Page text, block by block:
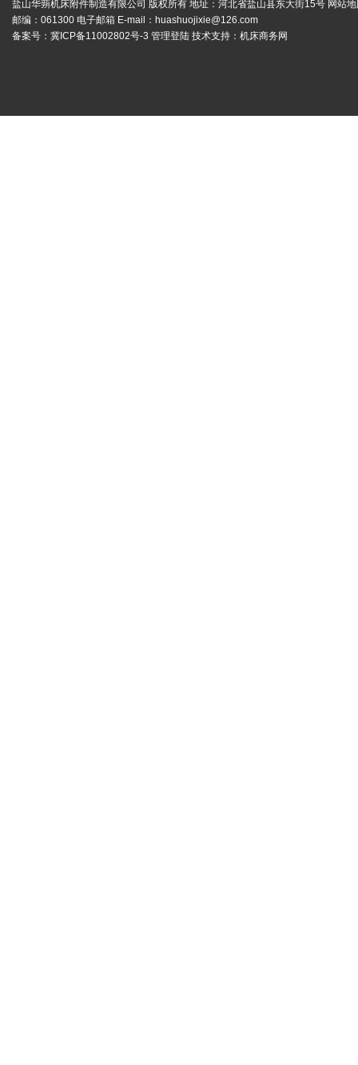
盐山华蒴机床附件制造有限公司 版权所有 地址：河北省盐山县东大街15号 网站
邮编：061300 电子邮箱 E-mail： huashuojixie@126.com
备案号： 冀ICP备11002802号-3 管理登陆 技术支持： 机床商务网